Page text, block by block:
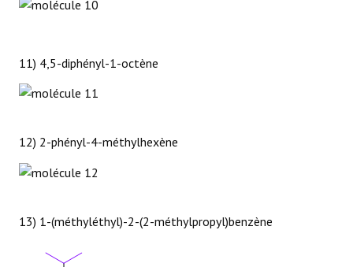
11) 4,5-diphényl-1-octène
12) 2-phényl-4-méthylhexène
13) 1-(méthyléthyl)-2-(2-méthylpropyl)benzène